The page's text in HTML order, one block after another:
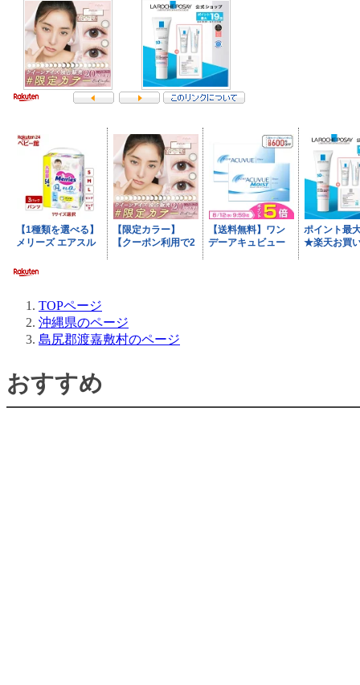
TOPページ
沖縄県のページ
島尻郡渡嘉敷村のページ
おすすめ